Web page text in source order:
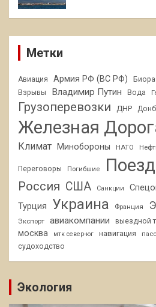
Метки
Авиация Армия РФ (ВС РФ)
Взрывы Владимир Путин Вода
Грузоперевозки ДНР
Железная
Климат Минобороны НАТО
Переговоры Погибшие
Россия США Санкции
Турция Украина Франция
Экспорт
авиакомпании выездной
москва мтк север-юг навигация
судоходство
Экология